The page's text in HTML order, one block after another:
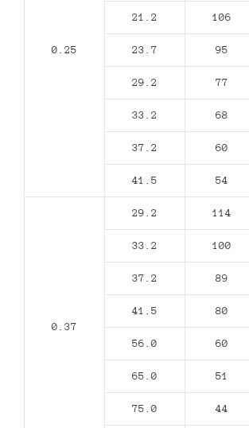
0.25
21.2 106
23.7 95
29.2 77
33.2 68
37.2 60
41.5 54
0.37
29.2 114
33.2 100
37.2 89
41.5 80
56.0 60
65.0 51
75.0 44